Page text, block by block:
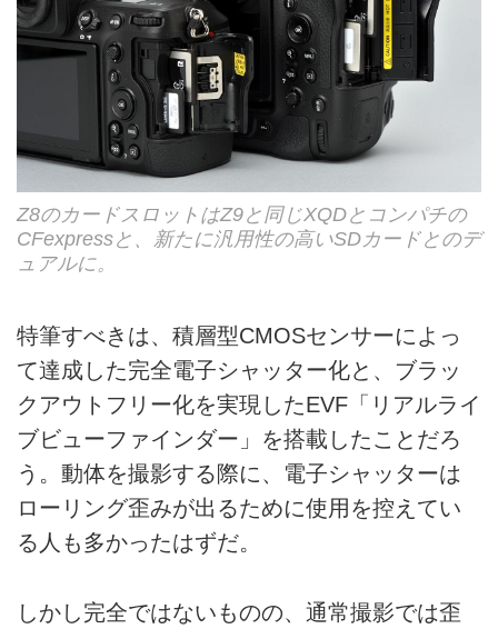
Z8のカードスロットはZ9と同じXQDとコンパチの
CFexpressと、新たに汎用性の高いSDカードとのデ
ュアルに。
特筆すべきは、積層型CMOSセンサーによっ
て達成した完全電子シャッター化と、ブラッ
クアウトフリー化を実現したEVF「リアルライ
ブビューファインダー」を搭載したことだろ
う。動体を撮影する際に、電子シャッターは
ローリング歪みが出るために使用を控えてい
る人も多かったはずだ。
しかし完全ではないものの、通常撮影では歪